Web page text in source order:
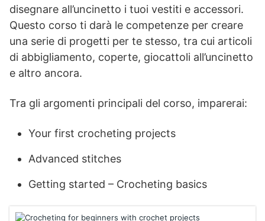
disegnare all’uncinetto i tuoi vestiti e accessori.
Questo corso ti darà le competenze per creare
una serie di progetti per te stesso, tra cui articoli
di abbigliamento, coperte, giocattoli all’uncinetto
e altro ancora.
Tra gli argomenti principali del corso, imparerai:
Your first crocheting projects
Advanced stitches
Getting started – Crocheting basics